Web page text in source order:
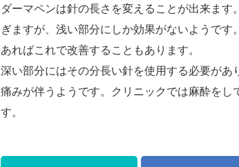
ダーマペンは針の長さを変えることが出来ま
ぎますが、浅い部分にしか効果がないようで
あればこれで改善することもあります。
深い部分にはその分長い針を使用する必要が
痛みが伴うようです。クリニックでは麻酔を
す。